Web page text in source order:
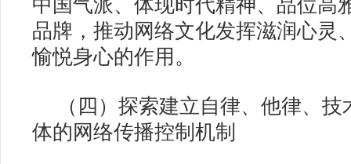
品牌，推动网络文化发挥滋润心灵
愉悦身心的作用。
（四）探索建立自律、他律、
体的网络传播控制机制